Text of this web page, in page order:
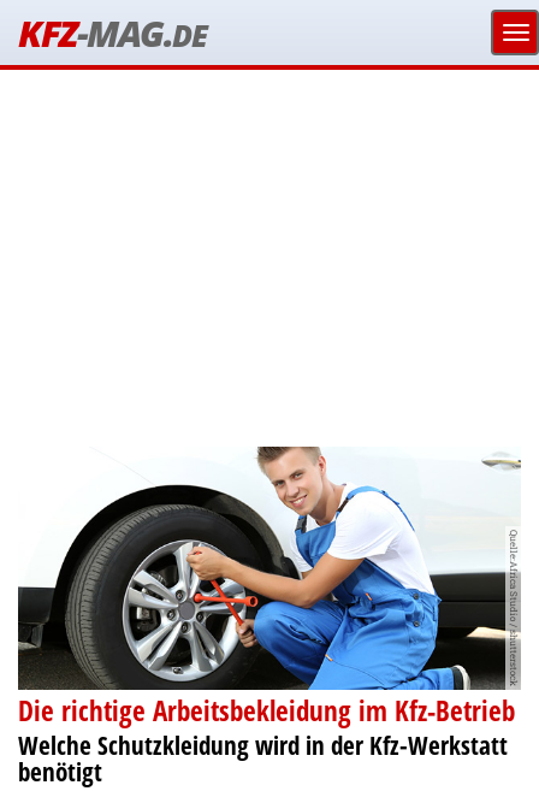
KFZ-MAG.DE
Quelle:Africa Studio / shutterstock
Die richtige Arbeitsbekleidung im Kfz-Betrieb
Welche Schutzkleidung wird in der Kfz-Werkstatt
benötigt